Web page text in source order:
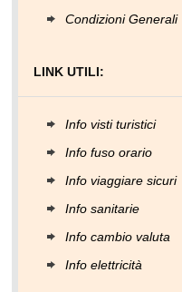
Condizioni Generali
LINK UTILI:
Info visti turistici
Info fuso orario
Info viaggiare sicuri
Info sanitarie
Info cambio valuta
Info elettricità